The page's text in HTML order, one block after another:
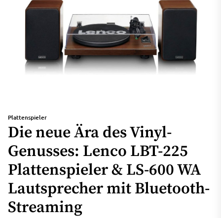
Plattenspieler
Die neue Ära des Vinyl-
Genusses: Lenco LBT-225
Plattenspieler & LS-600 WA
Lautsprecher mit Bluetooth-
Streaming